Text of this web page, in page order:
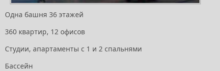
Одна башня 36 этажей
360 квартир, 12 офисов
Студии, апартаменты с 1 и 2 спальнями
Бассейн